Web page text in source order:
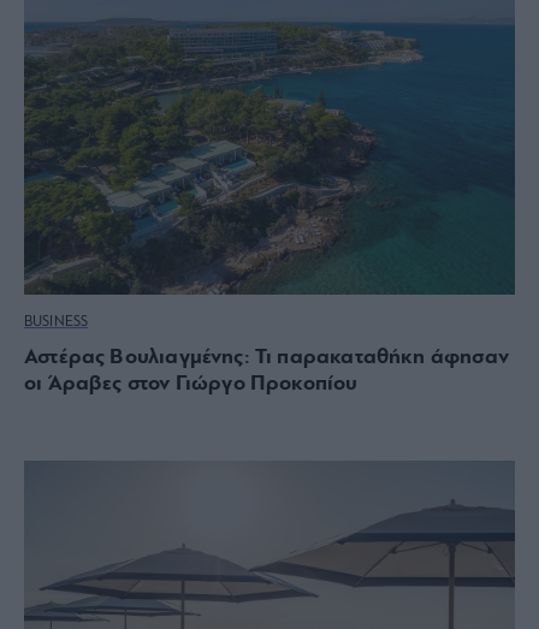
BUSINESS
Αστέρας Βουλιαγμένης: Τι παρακαταθήκη άφησαν
οι Άραβες στον Γιώργο Προκοπίου